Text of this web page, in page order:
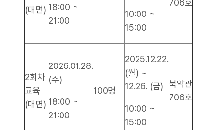
(대면) 18:00 ~
21:00
10:00 ~
15:00
706호
2회차
교육
(대면)
2026.01.28.
(수)
18:00 ~
21:00
100명
2025.12.22.
(월) ~
12.26. (금)
10:00 ~
15:00
북악관
706호